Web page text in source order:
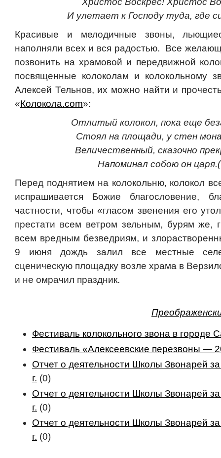
И улетает к Господу туда, где
Красивые и мелодичные звоны,
наполняли всех и вся радостью. Все
позвонить на храмовой и передвижной
посвященные колоколам и колокольному
Алексей Тельнов, их можно найти и
«Колокола.com»:
Отлитый колокол, пока еще
Стоял на площади, у стен
Величественный, сказочно
Напоминал собою он
Перед поднятием на колокольню, колокол
испрашивается Божие благословение,
частности, чтобы «гласом звенения eго
престати всем ветром зельным, бурям же,
всем врeдным безведриям, и
9 июня дождь залил все местные
сценическую площадку возле храма в
и не омрачил праздник.
Фестиваль колокольного звона в городе
Фестиваль «Алексеевские перезвоны —
Отчет о деятельности Школы Звонарей
г. (0)
Отчет о деятельности Школы Звонарей
г. (0)
Отчет о деятельности Школы Звонарей
г. (0)